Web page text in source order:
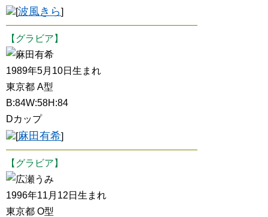
[波風きら]
【グラビア】
麻田有希
1989年5月10日生まれ
東京都 A型
B:84W:58H:84
Dカップ
[麻田有希]
【グラビア】
広瀬うみ
1996年11月12日生まれ
東京都 O型